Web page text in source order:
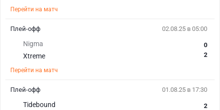
Перейти на матч
02.08.25 в 05:00
Nigma
Xtreme
0
2
Перейти на матч
Плей-офф
01.08.25 в 17:30
Tidebound
2
Плей-офф